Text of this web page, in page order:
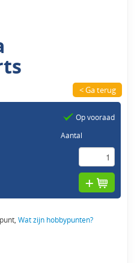
< Ga terug
Op vooraad
Aantal
Wat zijn hobbypunten?